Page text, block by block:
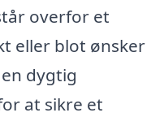
overfor et
eller blot ønsker
dygtig
at sikre et